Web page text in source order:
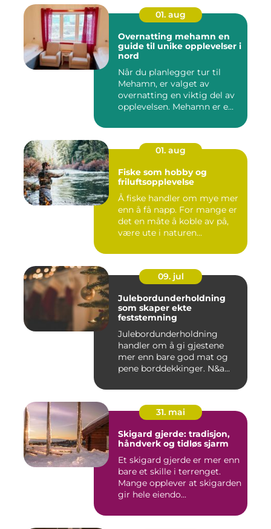
01. aug
Overnatting mehamn en
guide til unike opplevelser i
nord
Når du planlegger tur til
Mehamn, er valget av
overnatting en viktig del av
opplevelsen. Mehamn er e...
01. aug
Fiske som hobby og
friluftsopplevelse
Å fiske handler om mye mer
enn å få napp. For mange er
det en måte å koble av på,
være ute i naturen...
09. jul
Julebordunderholdning
som skaper ekte
feststemning
Julebordunderholdning
handler om å gi gjestene
mer enn bare god mat og
pene borddekkinger. N&a...
31. mai
Skigard gjerde: tradisjon,
håndverk og tidløs sjarm
Et skigard gjerde er mer enn
bare et skille i terrenget.
Mange opplever at skigarden
gir hele eiendo...